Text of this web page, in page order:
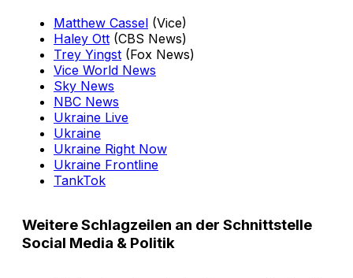
Matthew Cassel (Vice)
Haley Ott (CBS News)
Trey Yingst (Fox News)
Vice World News
Sky News
NBC News
Ukraine Live
Ukraine
Ukraine Right Now
Ukraine Frontline
TankTok
Weitere Schlagzeilen an der Schnittstelle
Social Media & Politik